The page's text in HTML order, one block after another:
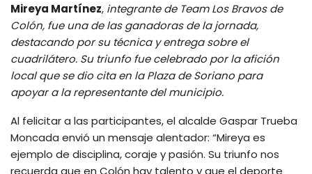
Mireya Martínez, integrante de Team Los Bravos de
Colón, fue una de las ganadoras de la jornada,
destacando por su técnica y entrega sobre el
cuadrilátero. Su triunfo fue celebrado por la afición
local que se dio cita en la Plaza de Soriano para
apoyar a la representante del municipio.
Al felicitar a las participantes, el alcalde Gaspar Trueba
Moncada envió un mensaje alentador: “Mireya es
ejemplo de disciplina, coraje y pasión. Su triunfo nos